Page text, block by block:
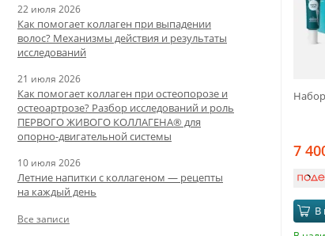
7
В
22 июля 2026
Как помогает коллаген при выпадении
волос? Механизмы действия и результаты
исследований
21 июля 2026
Как помогает коллаген при остеопорозе и
остеоартрозе? Разбор исследований и роль
ПЕРВОГО ЖИВОГО КОЛЛАГЕНА® для
опорно-двигательной системы
10 июля 2026
Летние напитки с коллагеном — рецепты
на каждый день
Все записи